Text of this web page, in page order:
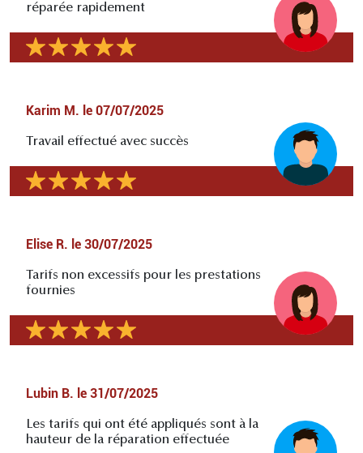
réparée rapidement
Karim M. le 07/07/2025
Travail effectué avec succès
Elise R. le 30/07/2025
Tarifs non excessifs pour les prestations
fournies
Lubin B. le 31/07/2025
Les tarifs qui ont été appliqués sont à la
hauteur de la réparation effectuée